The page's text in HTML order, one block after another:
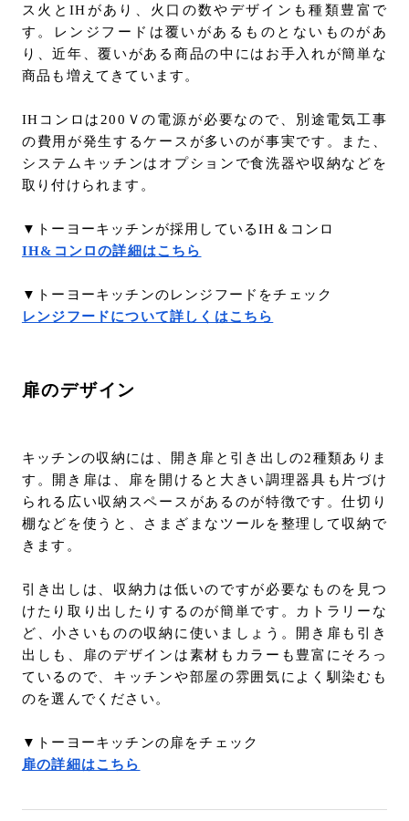
ス火とIHがあり、火口の数やデザインも種類豊富で
す。レンジフードは覆いがあるものとないものがあ
り、近年、覆いがある商品の中にはお手入れが簡単な
商品も増えてきています。
IHコンロは200Ｖの電源が必要なので、別途電気工事
の費用が発生するケースが多いのが事実です。また、
システムキッチンはオプションで食洗器や収納などを
取り付けられます。
▼トーヨーキッチンが採用しているIH＆コンロ
IH&コンロの詳細はこちら
▼トーヨーキッチンのレンジフードをチェック
レンジフードについて詳しくはこちら
扉のデザイン
キッチンの収納には、開き扉と引き出しの2種類ありま
す。開き扉は、扉を開けると大きい調理器具も片づけ
られる広い収納スペースがあるのが特徴です。仕切り
棚などを使うと、さまざまなツールを整理して収納で
きます。
引き出しは、収納力は低いのですが必要なものを見つ
けたり取り出したりするのが簡単です。カトラリーな
ど、小さいものの収納に使いましょう。開き扉も引き
出しも、扉のデザインは素材もカラーも豊富にそろっ
ているので、キッチンや部屋の雰囲気によく馴染むも
のを選んでください。
▼トーヨーキッチンの扉をチェック
扉の詳細はこちら